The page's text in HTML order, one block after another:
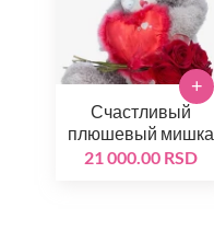
Счастливый
плюшевый мишка
21 000.00 RSD
+